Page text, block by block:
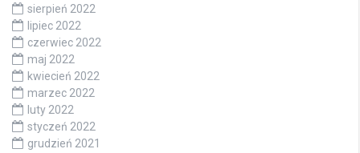
sierpień 2022
lipiec 2022
czerwiec 2022
maj 2022
kwiecień 2022
marzec 2022
luty 2022
styczeń 2022
grudzień 2021